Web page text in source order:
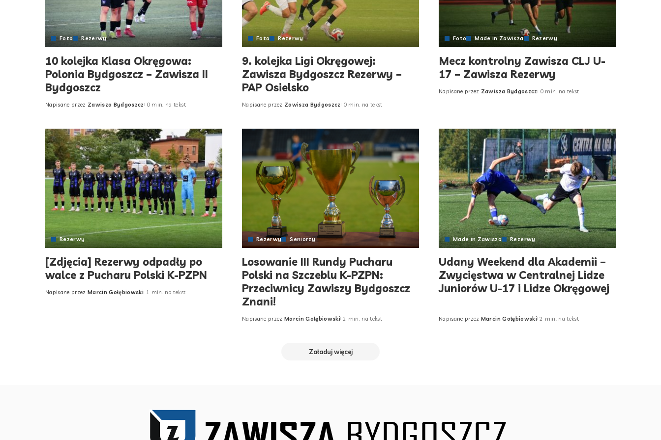
Foto Rezerwy
10 kolejka Klasa Okręgowa:
Polonia Bydgoszcz – Zawisza II
Bydgoszcz
Posted
Napisane przez Zawisza Bydgoszcz 0 min. na tekst
Foto Rezerwy
9. kolejka Ligi Okręgowej:
Zawisza Bydgoszcz Rezerwy –
PAP Osielsko
Posted
Napisane przez Zawisza Bydgoszcz 0 min. na tekst
Foto Made in Zawisza Rezerwy
Mecz kontrolny Zawisza CLJ U-
17 – Zawisza Rezerwy
Posted
Napisane przez Zawisza Bydgoszcz 0 min. na tekst
Rezerwy
[Zdjęcia] Rezerwy odpadły po
walce z Pucharu Polski K-PZPN
Posted
Napisane przez Marcin Gołębiowski 1 min. na tekst
Rezerwy Seniorzy
Losowanie III Rundy Pucharu
Polski na Szczeblu K-PZPN:
Przeciwnicy Zawiszy Bydgoszcz
Znani!
Posted
Napisane przez Marcin Gołębiowski 2 min. na tekst
Made in Zawisza Rezerwy
Udany Weekend dla Akademii –
Zwycięstwa w Centralnej Lidze
Juniorów U-17 i Lidze Okręgowej
Posted
Napisane przez Marcin Gołębiowski 2 min. na tekst
Załaduj więcej